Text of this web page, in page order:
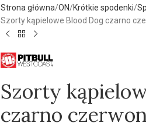
Strona główna ON Krótkie spodenki
Szorty kąpielowe Blood Dog czarno
Szorty
czarno